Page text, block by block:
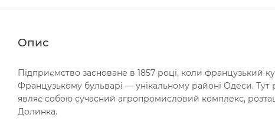
Опис
Підприємство засноване в 1857 році, коли французький
Французькому бульварі — унікальному районі Одеси.
являє собою сучасний агропромисловий комплекс,
Долинка.